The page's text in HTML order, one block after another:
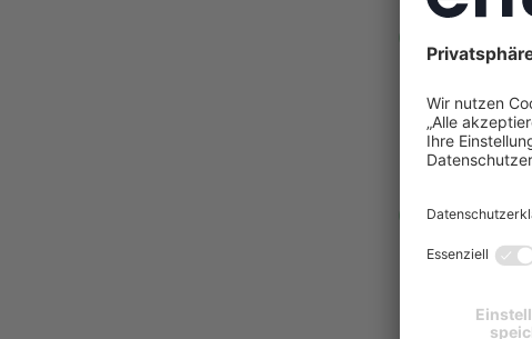
7,78 ct/
sich 20
ab 2027
Connect
spart
7,78 ct/